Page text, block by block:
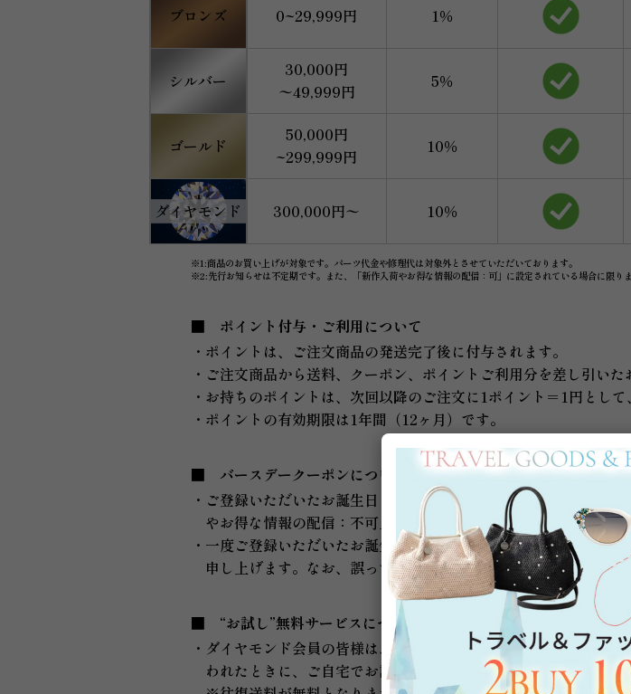
ブロンズ 0~29,999円 1％
シルバー
30,000円
〜49,999円
5％
ゴールド
50,000円
~299,999円
10％
ダイヤモンド
300,000円〜 10％
※1:商品のお買い上げが対象です。パーツ代金や修理代は対象外とさせていただいております。
※2:先行お知らせは不定期です。また、「新作入荷やお得な情報の配信：可」に設定されている場合に限りま
ポイント付与・ご利用について
・ポイントは、ご注文商品の発送完了後に付与されます。
・ご注文商品から送料、クーポン、ポイントご利用分を差し引い
・お持ちのポイントは、次回以降のご注文に1ポイント＝1円とし
・ポイントの有効期限は1年間（12ヶ月）です。
バースデークーポンについて
・ご登録いただいたお誕生日をもとに、お誕生月の1日にクーポ
やお得な情報の配信：不可」の場合はメールのお届けができま
・一度ご登録いただいたお誕生日は変更できません。あらかじめ
申し上げます。なお、誤ってご登録いただいた場合、バースデ
“お試し”無料サービスについて
・ダイヤモンド会員の皆様は、月に1回まで交換／返品にかかる
われたときに、ご自宅でお試しいただくことができます。